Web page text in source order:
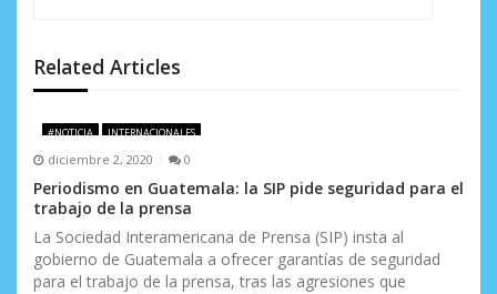
n
d
e
e
n
t
Related Articles
#NOTICIA INTERNACIONALES
diciembre 2, 2020 0
Periodismo en Guatemala: la SIP pide seguridad para el
trabajo de la prensa
La Sociedad Interamericana de Prensa (SIP) insta al
gobierno de Guatemala a ofrecer garantías de seguridad
para el trabajo de la prensa, tras las agresiones que